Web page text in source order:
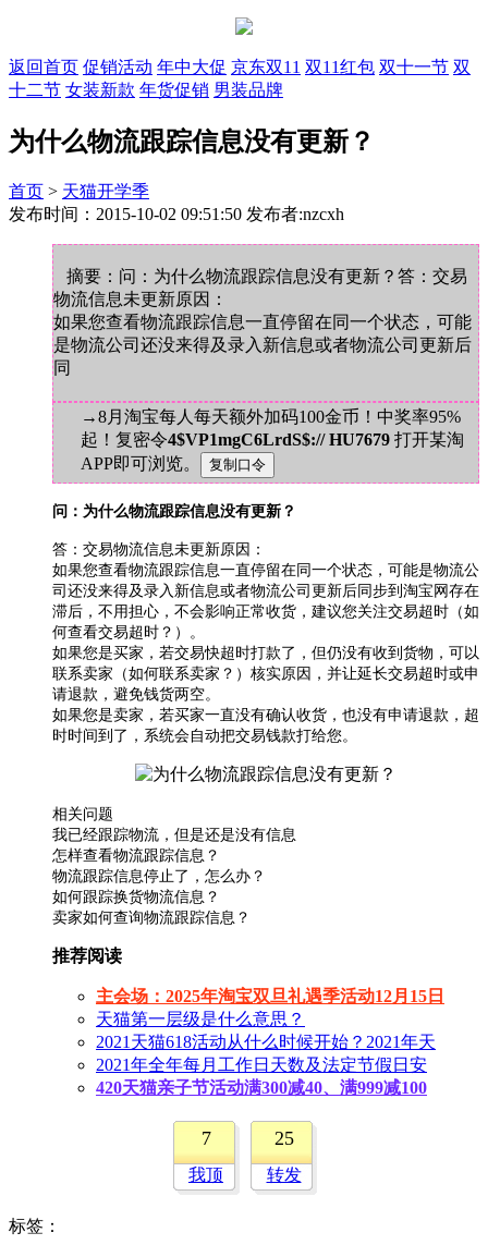
返回首页 促销活动 年中大促 京东双11 双11红包 双十一节 双
十二节 女装新款 年货促销 男装品牌
为什么物流跟踪信息没有更新？
首页 > 天猫开学季
发布时间：2015-10-02 09:51:50 发布者:nzcxh
摘要：问：为什么物流跟踪信息没有更新？答：交易
物流信息未更新原因：
如果您查看物流跟踪信息一直停留在同一个状态，可能
是物流公司还没来得及录入新信息或者物流公司更新后
同
→8月淘宝每人每天额外加码100金币！中奖率95%
起！复密令4$VP1mgC6LrdS$:// HU7679 打开某淘
APP即可浏览。
问：为什么物流跟踪信息没有更新？
答：交易物流信息未更新原因：
如果您查看物流跟踪信息一直停留在同一个状态，可能是物流公
司还没来得及录入新信息或者物流公司更新后同步到淘宝网存在
滞后，不用担心，不会影响正常收货，建议您关注交易超时（如
何查看交易超时？）。
如果您是买家，若交易快超时打款了，但仍没有收到货物，可以
联系卖家（如何联系卖家？）核实原因，并让延长交易超时或申
请退款，避免钱货两空。
如果您是卖家，若买家一直没有确认收货，也没有申请退款，超
时时间到了，系统会自动把交易钱款打给您。
相关问题
我已经跟踪物流，但是还是没有信息
怎样查看物流跟踪信息？
物流跟踪信息停止了，怎么办？
如何跟踪换货物流信息？
卖家如何查询物流跟踪信息？
推荐阅读
主会场：2025年淘宝双旦礼遇季活动12月15日
天猫第一层级是什么意思？
2021天猫618活动从什么时候开始？2021年天
2021年全年每月工作日天数及法定节假日安
420天猫亲子节活动满300减40、满999减100
7
我顶
25
转发
标签 ：